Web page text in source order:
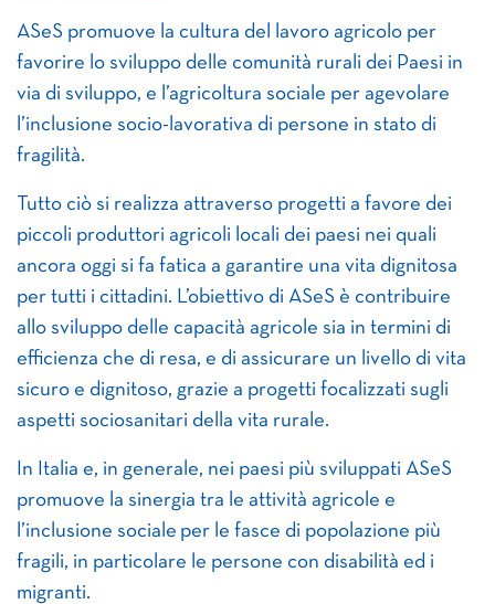
ASeS promuove la cultura del lavoro agricolo per
favorire lo sviluppo delle comunità rurali dei Paesi in
via di sviluppo, e l’agricoltura sociale per agevolare
l’inclusione socio-lavorativa di persone in stato di
fragilità.
Tutto ciò si realizza attraverso progetti a favore dei
piccoli produttori agricoli locali dei paesi nei quali
ancora oggi si fa fatica a garantire una vita dignitosa
per tutti i cittadini. L’obiettivo di ASeS è contribuire
allo sviluppo delle capacità agricole sia in termini di
efficienza che di resa, e di assicurare un livello di vita
sicuro e dignitoso, grazie a progetti focalizzati sugli
aspetti sociosanitari della vita rurale.
In Italia e, in generale, nei paesi più sviluppati ASeS
promuove la sinergia tra le attività agricole e
l’inclusione sociale per le fasce di popolazione più
fragili, in particolare le persone con disabilità ed i
migranti.